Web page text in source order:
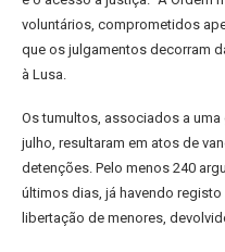
voluntários, comprometidos
que os julgamentos decorram
à Lusa.
Os tumultos, associados a uma
julho, resultaram em atos de
detenções. Pelo menos 240
últimos dias, já havendo
libertação de menores,